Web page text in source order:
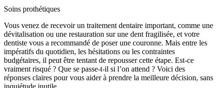
Soins prothétiques
Vous venez de recevoir un traitement dentaire important, comme une
dévitalisation ou une restauration sur une dent fragilisée, et votre
dentiste vous a recommandé de poser une couronne. Mais entre les
impératifs du quotidien, les hésitations ou les contraintes
budgétaires, il peut être tentant de repousser cette étape. Est-ce
vraiment risqué ? Que se passe-t-il si l’on attend ? Voici des
réponses claires pour vous aider à prendre la meilleure décision, sans
inquiétude inutile.